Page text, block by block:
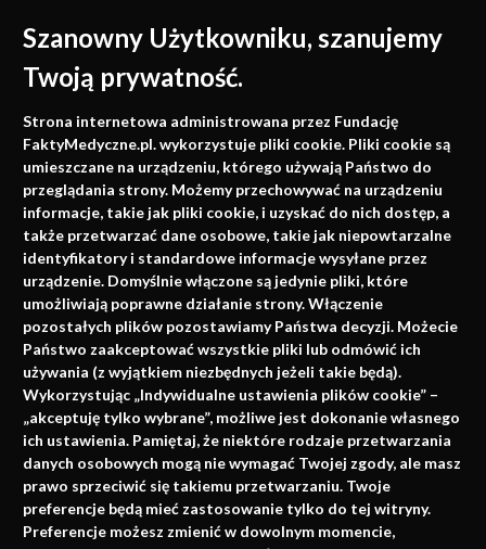
Szanowny Użytkowniku, szanujemy
Twoją prywatność.
Strona internetowa administrowana przez Fundację
FaktyMedyczne.pl. wykorzystuje pliki cookie. Pliki cookie są
umieszczane na urządzeniu, którego używają Państwo do
przeglądania strony. Możemy przechowywać na urządzeniu
informacje, takie jak pliki cookie, i uzyskać do nich dostęp, a
także przetwarzać dane osobowe, takie jak niepowtarzalne
identyfikatory i standardowe informacje wysyłane przez
urządzenie. Domyślnie włączone są jedynie pliki, które
umożliwiają poprawne działanie strony. Włączenie
pozostałych plików pozostawiamy Państwa decyzji. Możecie
Państwo zaakceptować wszystkie pliki lub odmówić ich
używania (z wyjątkiem niezbędnych jeżeli takie będą).
Wykorzystując „Indywidualne ustawienia plików cookie” –
„akceptuję tylko wybrane”, możliwe jest dokonanie własnego
ich ustawienia. Pamiętaj, że niektóre rodzaje przetwarzania
danych osobowych mogą nie wymagać Twojej zgody, ale masz
prawo sprzeciwić się takiemu przetwarzaniu. Twoje
preferencje będą mieć zastosowanie tylko do tej witryny.
Preferencje możesz zmienić w dowolnym momencie,
Medycyna oparta na
faktach
Konferencje, szkolenia, e-learning, wydawnictwo
Napisz do nas
info@faktymedyczne.pl
ul. Towarowa 2
43-460 Wisła